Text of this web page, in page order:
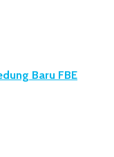
Baru FBE